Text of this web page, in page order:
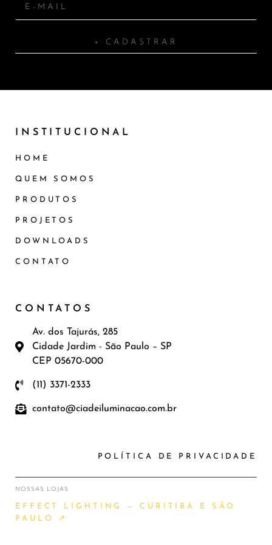
+ CADASTRAR
INSTITUCIONAL
HOME
QUEM SOMOS
PRODUTOS
PROJETOS
DOWNLOADS
CONTATO
CONTATOS
Av. dos Tajurás, 285
Cidade Jardim - São Paulo – SP
CEP 05670-000
(11) 3371-2333
contato@ciadeiluminacao.com.br
POLÍTICA DE PRIVACIDADE
NOSSAS LOJAS
EFFECT LIGHTING — CURITIBA E SÃO
PAULO ↗